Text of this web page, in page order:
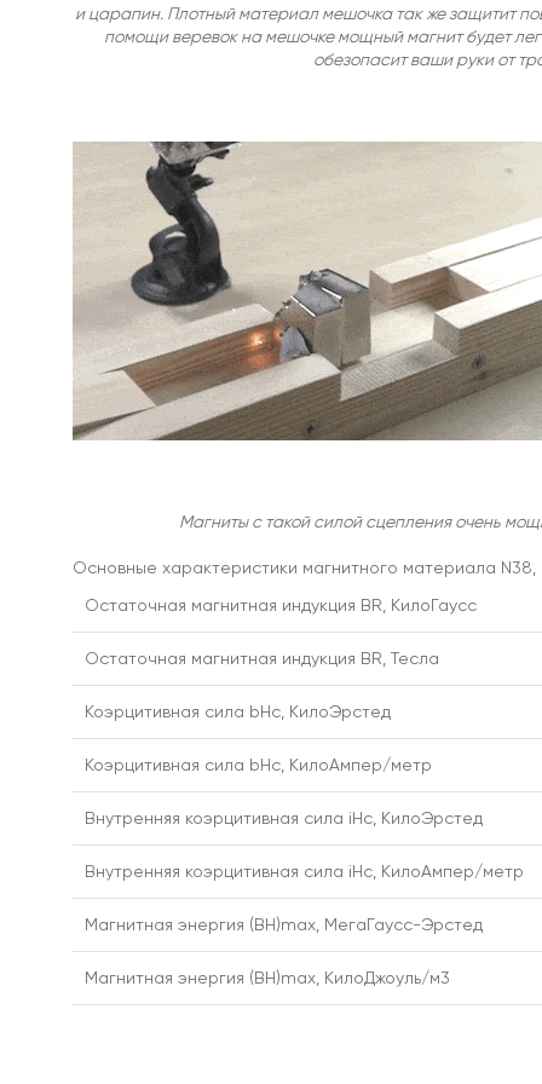
Магнит
с
Магнитное
Магнитное
крепление
а25
крепление
а36
Магнитное
крепление
на
стену
Магнитные
полки
на
холодильник
винтом
с
Магнит
круглый
с
винтом
с20
Магнитное
с
винтом
с16
м4
Магнитное
и царапин. Плотный материал мешочка так же защитит
помощи веревок на мешочке мощный магнит будет
обезопасит ваши руки от
Магниты с такой силой сцепления очень
Основные характеристики магнитного материала N38,
Остаточная магнитная индукция BR, КилоГаусс
Остаточная магнитная индукция BR, Тесла
Коэрцитивная сила bHc, КилоЭрстед
Коэрцитивная сила bHc, КилоАмпер/метр
Внутренняя коэрцитивная сила iHc, КилоЭрстед
Внутренняя коэрцитивная сила iHc, КилоАмпер/метр
Магнитная энергия (BH)max, МегаГаусс-Эрстед
Магнитная энергия (BH)max, КилоДжоуль/м3